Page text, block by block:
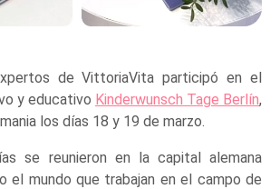
de VittoriaVita participó en el
y educativo Kinderwunsch Tage Berlín,
los días 18 y 19 de marzo.
se reunieron en la capital alemana
el mundo que trabajan en el campo de